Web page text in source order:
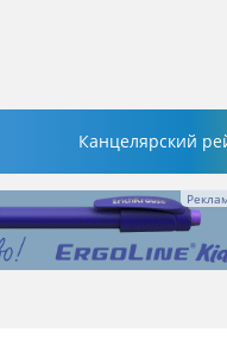
Канцелярский